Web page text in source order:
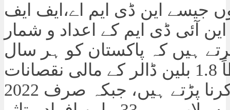
جیسے این ڈی ایم اے،ایف ایف
آئی ڈی ایم کے اعداد و شمار
ہیں کہ پاکستان کو ہر سال
اوسطاً 1.8 بلین ڈالر کے مالی نقصانات
برداشت کرنا پڑتے ہیں، جبکہ صرف 2022